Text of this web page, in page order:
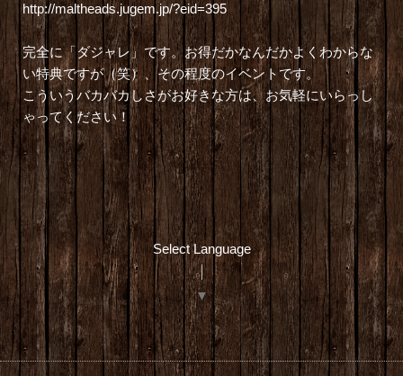
http://maltheads.jugem.jp/?eid=395
完全に「ダジャレ」です。お得だかなんだかよくわからな
い特典ですが（笑）、その程度のイベントです。
こういうバカバカしさがお好きな方は、お気軽にいらっし
ゃってください！
Select Language
▼